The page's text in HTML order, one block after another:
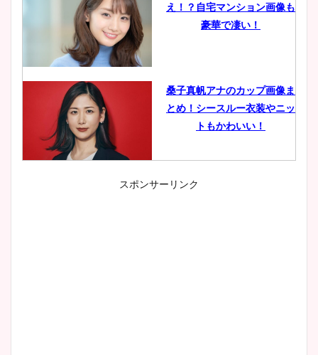
え！？自宅マンション画像も
豪華で凄い！
桑子真帆アナのカップ画像ま
とめ！シースルー衣装やニッ
トもかわいい！
小室瑛莉子のカップ画像まと
スポンサーリンク